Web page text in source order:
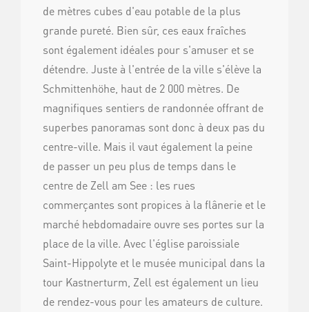
de mètres cubes d'eau potable de la plus
grande pureté. Bien sûr, ces eaux fraîches
sont également idéales pour s'amuser et se
détendre. Juste à l'entrée de la ville s'élève la
Schmittenhöhe, haut de 2 000 mètres. De
magnifiques sentiers de randonnée offrant de
superbes panoramas sont donc à deux pas du
centre-ville. Mais il vaut également la peine
de passer un peu plus de temps dans le
centre de Zell am See : les rues
commerçantes sont propices à la flânerie et le
marché hebdomadaire ouvre ses portes sur la
place de la ville. Avec l'église paroissiale
Saint-Hippolyte et le musée municipal dans la
tour Kastnerturm, Zell est également un lieu
de rendez-vous pour les amateurs de culture.